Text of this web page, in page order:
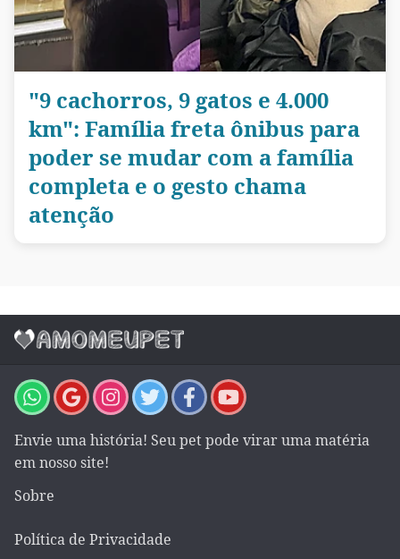
"9 cachorros, 9 gatos e 4.000
km": Família freta ônibus para
poder se mudar com a família
completa e o gesto chama
atenção
Envie uma história! Seu pet pode virar uma matéria
em nosso site!
Sobre
Política de Privacidade